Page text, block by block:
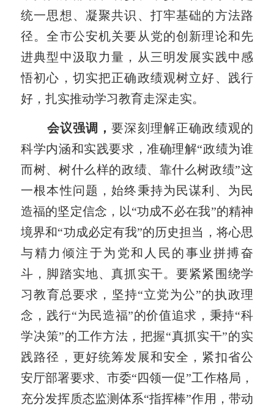
统一思想、凝聚共识、打牢基础的方法路
径。全市公安机关要从党的创新理论和先
进典型中汲取力量，从三明发展实践中感
悟初心，切实把正确政绩观树立好、践行
好，扎实推动学习教育走深走实。
会议强调，要深刻理解正确政绩观的
科学内涵和实践要求，准确理解“政绩为谁
而树、树什么样的政绩、靠什么树政绩”这
一根本性问题，始终秉持为民谋利、为民
造福的坚定信念，以“功成不必在我”的精神
境界和“功成必定有我”的历史担当，将心思
与精力倾注于为党和人民的事业拼搏奋
斗，脚踏实地、真抓实干。要紧紧围绕学
习教育总要求，坚持“立党为公”的执政理
念，践行“为民造福”的价值追求，秉持“科
学决策”的工作方法，把握“真抓实干”的实
践路径，更好统筹发展和安全，紧扣省公
安厅部署要求、市委“四领一促”工作格局，
充分发挥质态监测体系“指挥棒”作用，带动